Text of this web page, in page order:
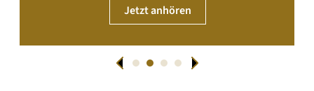
Jetzt anhören